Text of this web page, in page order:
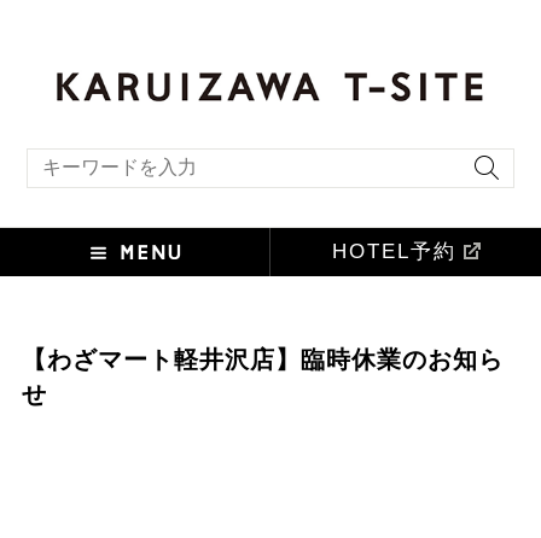
HOTEL予約
【わざマート軽井沢店】臨時休業のお知ら
せ